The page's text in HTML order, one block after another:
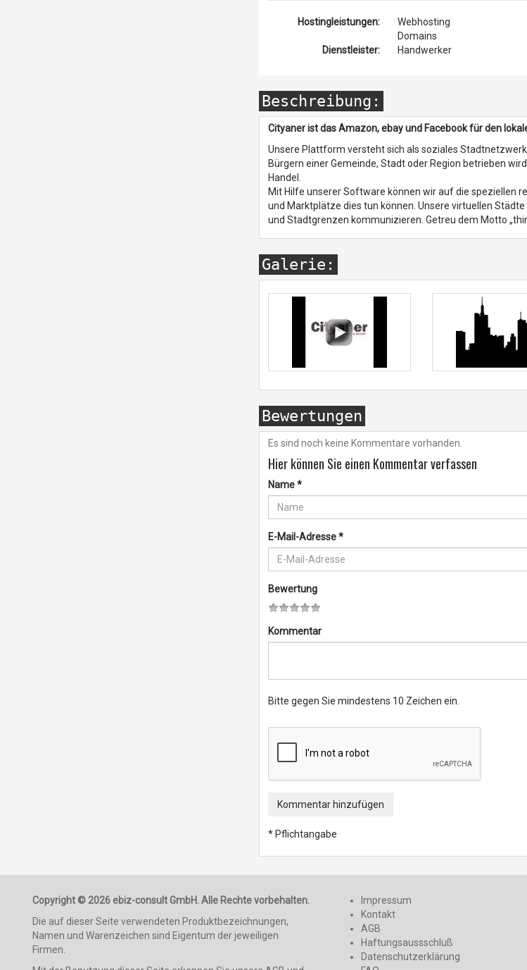
Hostingleistungen:
Webhosting
Domains
Dienstleister:
Handwerker
Beschreibung:
Cityaner ist das Amazon, ebay und Facebook für den
Unsere Plattform versteht sich als soziales
Bürgern einer Gemeinde, Stadt oder Region betrieben
Handel.
Mit Hilfe unserer Software können wir auf die speziellen
und Marktplätze dies tun können. Unsere virtuellen
und Stadtgrenzen kommunizieren. Getreu dem Motto
Galerie:
Bewertungen
Es sind noch keine Kommentare vorhanden.
Hier können Sie einen Kommentar verfassen
Name*
E-Mail-Adresse*
Bewertung
Kommentar
Bitte gegen Sie mindestens 10 Zeichen ein.
Kommentar hinzufügen
* Pflichtangabe
Copyright © 2026 ebiz-consult GmbH. Alle Rechte vorbehalten.
Die auf dieser Seite verwendeten Produktbezeichnungen,
Namen und Warenzeichen sind Eigentum der jeweiligen
Firmen.
Impressum
Kontakt
AGB
Haftungsaussschluß
Datenschutzerklärung